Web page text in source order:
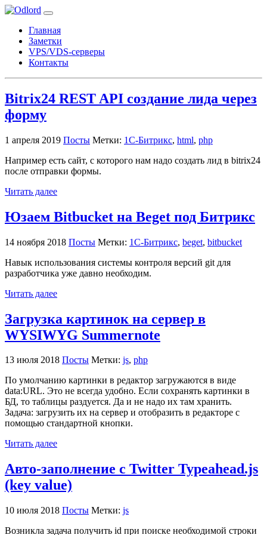
Главная
Заметки
VPS/VDS-серверы
Контакты
Bitrix24 REST API создание лида через
форму
1 апреля 2019 Посты Метки: 1С-Битрикс, html, php
Например есть сайт, с которого нам надо создать лид в bitrix24
после отправки формы.
Читать далее
Юзаем Bitbucket на Beget под Битрикс
14 ноября 2018 Посты Метки: 1С-Битрикс, beget, bitbucket
Навык использования системы контроля версий git для
разработчика уже давно необходим.
Читать далее
Загрузка картинок на сервер в
WYSIWYG Summernote
13 июля 2018 Посты Метки: js, php
По умолчанию картинки в редактор загружаются в виде
data:URL. Это не всегда удобно. Если сохранять картинки в
БД, то таблицы раздуется. Да и не надо их там хранить.
Задача: загрузить их на сервер и отобразить в редакторе с
помощью стандартной кнопки.
Читать далее
Авто-заполнение с Twitter Typeahead.js
(key value)
10 июля 2018 Посты Метки: js
Возникла задача получить id при поиске необходимой строки